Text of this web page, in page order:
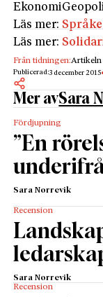
Ekonomi
Läs mer:
Läs mer:
Från tidningen:Artikeln
Publicerad:3 december 2015
Mer avSara
Fördjupning
”En
Sara Norrevik
Recension
Sara Norrevik
Recension